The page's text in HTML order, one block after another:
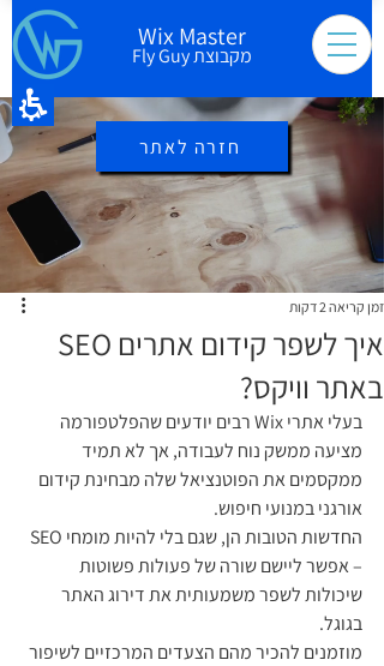
Wix Master
מקבוצת Fly Guy
חזרה לאתר
איך לשפר קידום אתרים SEO
באתר וויקס?
זמן קריאה 2 דקות
בעלי אתרי Wix רבים יודעים שהפלטפורמה
מציעה ממשק נוח לעבודה, אך לא תמיד
ממקסמים את הפוטנציאל שלה מבחינת קידום
אורגני במנועי חיפוש.
– אפשר ליישם שורה של פעולות פשוטות
שיכולות לשפר משמעותית את דירוג האתר
בגוגל.
מוזמנים להכיר מהם הצעדים המרכזיים לשיפור